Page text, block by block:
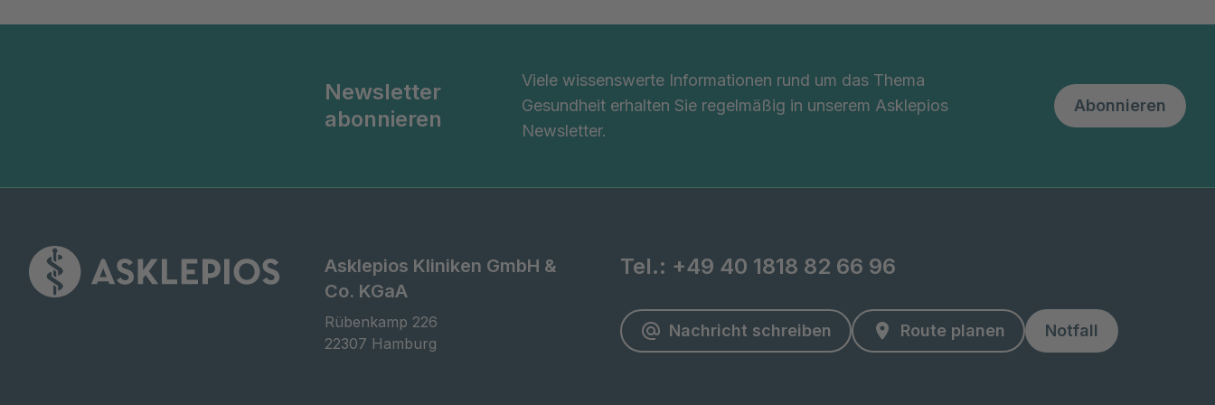
Newsletter
abonnieren
Viele wissenswerte Informationen rund um das Thema
Gesundheit erhalten Sie regelmäßig in unserem Asklepios
Newsletter.
Abonnieren
Asklepios Kliniken GmbH &
Co. KGaA
Rübenkamp 226
22307 Hamburg
Tel.: +49 40 1818 82 66 96
Nachricht schreiben Route planen Notfall